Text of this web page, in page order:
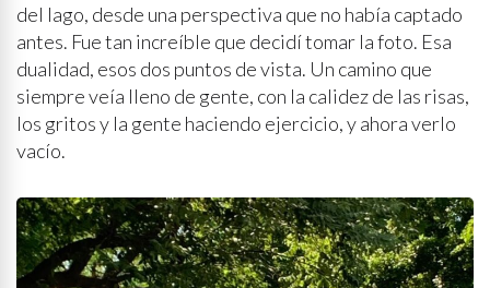
del lago, desde una perspectiva que no había captado
antes. Fue tan increíble que decidí tomar la foto. Esa
dualidad, esos dos puntos de vista. Un camino que
siempre veía lleno de gente, con la calidez de las risas,
los gritos y la gente haciendo ejercicio, y ahora verlo
vacío.